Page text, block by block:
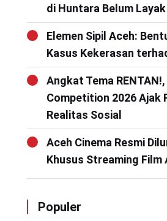
di Huntara Belum
Elemen Sipil Aceh:
Kasus Kekerasan
Angkat Tema
Competition 2026 Ajak
Realitas Sosial
Aceh Cinema Resmi
Khusus Streaming Film
Populer